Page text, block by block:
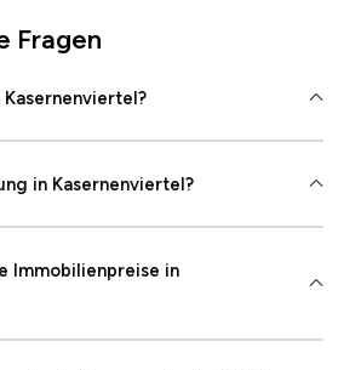
Fragen
in Kasernenviertel?
Immobilienpreise in